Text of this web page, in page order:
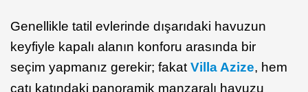
Genellikle tatil evlerinde dışarıdaki havuzun
keyfiyle kapalı alanın konforu arasında bir
seçim yapmanız gerekir; fakat Villa Azize, hem
çatı katındaki panoramik manzaralı havuzu